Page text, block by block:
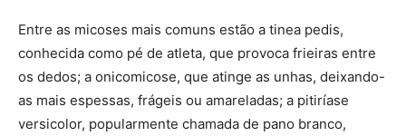
Entre as micoses mais comuns estão a tinea pedis,
conhecida como pé de atleta, que provoca frieiras entre
os dedos; a onicomicose, que atinge as unhas, deixando-
as mais espessas, frágeis ou amareladas; a pitiríase
versicolor, popularmente chamada de pano branco,